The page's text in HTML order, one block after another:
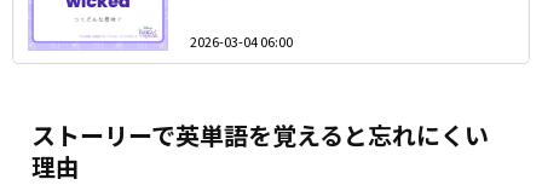
2026-03-04 06:00
ストーリーで英単語を覚えると忘れにくい
理由